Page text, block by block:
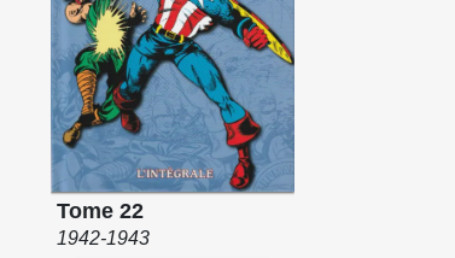
Tome 22
1942-1943